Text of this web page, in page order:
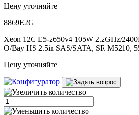
Цену уточняйте
8869E2G
Xeon 12C E5-2650v4 105W 2.2GHz/
O/Bay HS 2.5in SAS/SATA, SR M5210,
Цену уточняйте